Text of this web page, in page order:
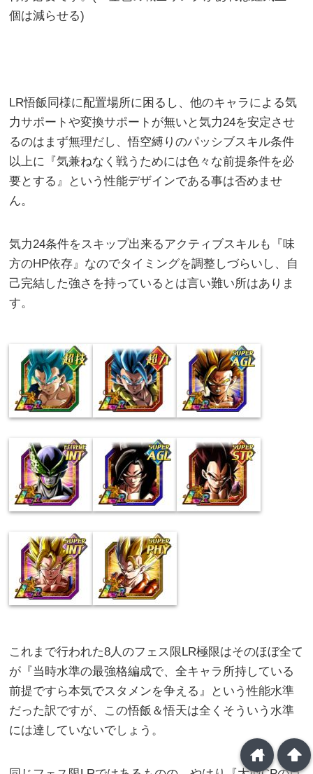
個は減らせる)
LR悟飯同様に配置場所に困るし、他のキャラによる気
力サポートや変換サポートが無いと気力24を安定させ
るのはまず無理だし、悟空縛りのパッシブスキル条件
以上に『気兼ねなく戦うためには色々な前提条件を必
要とする』という性能デザインである事は否めませ
ん。
気力24条件をスキップ出来るアクティブスキルも『味
方のHP依存』なのでタイミングを調整しづらいし、自
己完結した強さを持っているとは言い難い所はありま
す。
これまで行われた8人のフェス限LR極限はそのほぼ全て
が『当時水準の最強格編成で、全キャラ所持している
前提ですら本気でスタメンを争える』という性能水準
だった訳ですが、この悟飯＆悟天は全くそういう水準
には達していないでしょう。
arrowup
home